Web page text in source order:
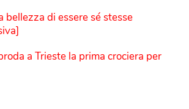
bellezza di essere sé stesse
a Trieste la prima crociera per